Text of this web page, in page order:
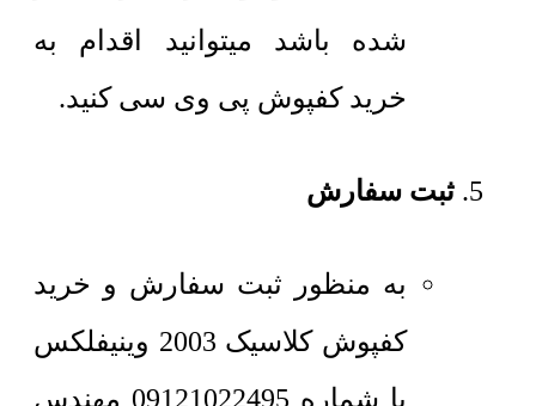
شده باشد میتوانید اقدام به
خرید کفپوش پی وی سی کنید.
ثبت سفارش
به منظور ثبت سفارش و خرید
کفپوش کلاسیک 2003 وینیفلکس
با شماره 09121022495 مهندس